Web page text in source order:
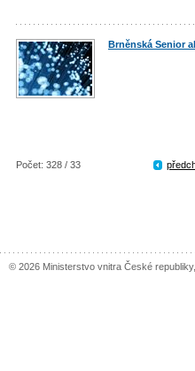
Brněnská Senior
Počet: 328 / 33
© 2026 Ministerstvo vnitra České